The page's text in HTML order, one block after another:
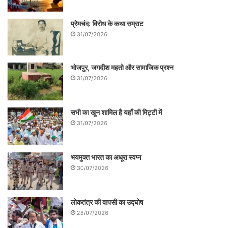
प्रेमचंद: विरोध के कथा सम्राट
31/07/2026
भोजपुर, जगदीश महतो और सामाजिक प्रश्न
31/07/2026
सभी का खून शामिल है यहाँ की मिट्टी में
31/07/2026
भयमुक्त भारत का अधूरा स्वप्न
30/07/2026
लोकतंत्र की वापसी का उद्घोष
28/07/2026